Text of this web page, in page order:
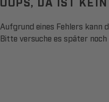
Aufgrund eines Fehlers kann
Bitte versuche es später noch